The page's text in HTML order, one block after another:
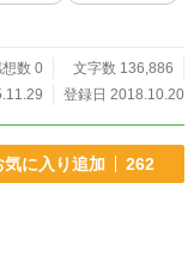
数 0
文字数 136,886
登録日 2018.10.20
気に入り追加 262